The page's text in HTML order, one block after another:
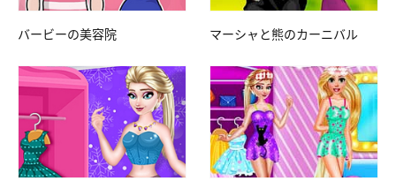
バービーの美容院 マーシャと熊のカーニバル